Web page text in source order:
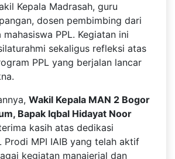
Kepala Madrasah, guru
dosen pembimbing dari
PPL. Kegiatan ini
sekaligus refleksi atas
PPL yang berjalan lancar
Wakil Kepala MAN 2 Bogor
Bapak Iqbal Hidayat Noor
kasih atas dedikasi
Prodi MPI IAIB yang telah aktif
kegiatan manajerial dan